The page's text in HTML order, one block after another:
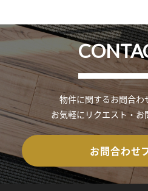
物件に関するお問合わ
お気軽にリクエスト・お
お問合わせ